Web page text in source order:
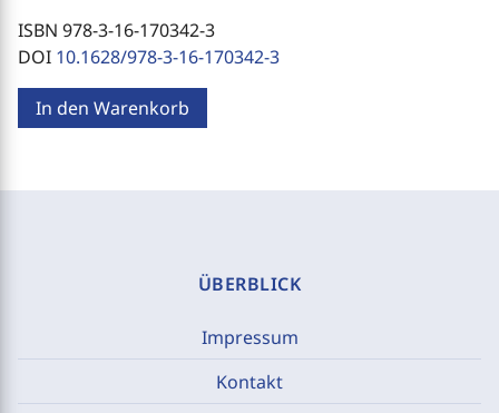
ISBN 978-3-16-170342-3
DOI 10.1628/978-3-16-170342-3
In den Warenkorb
ÜBERBLICK
Impressum
Kontakt